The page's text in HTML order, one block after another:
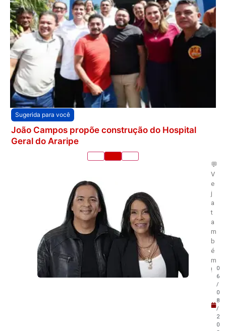
Sugerida para você
João Campos propõe construção do Hospital
Geral do Araripe
💬
V
e
j
a
t
a
m
b
é
m
!
0
6
/
0
8
/
2
0